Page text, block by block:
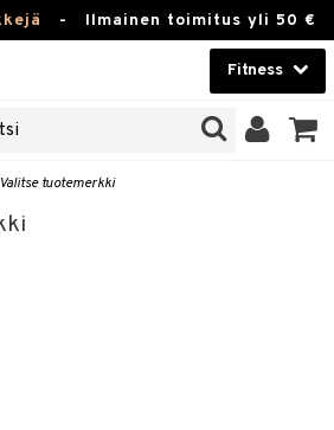
- Ilmainen toimitus yli 50 €
Fitness
Valitse tuotemerkki